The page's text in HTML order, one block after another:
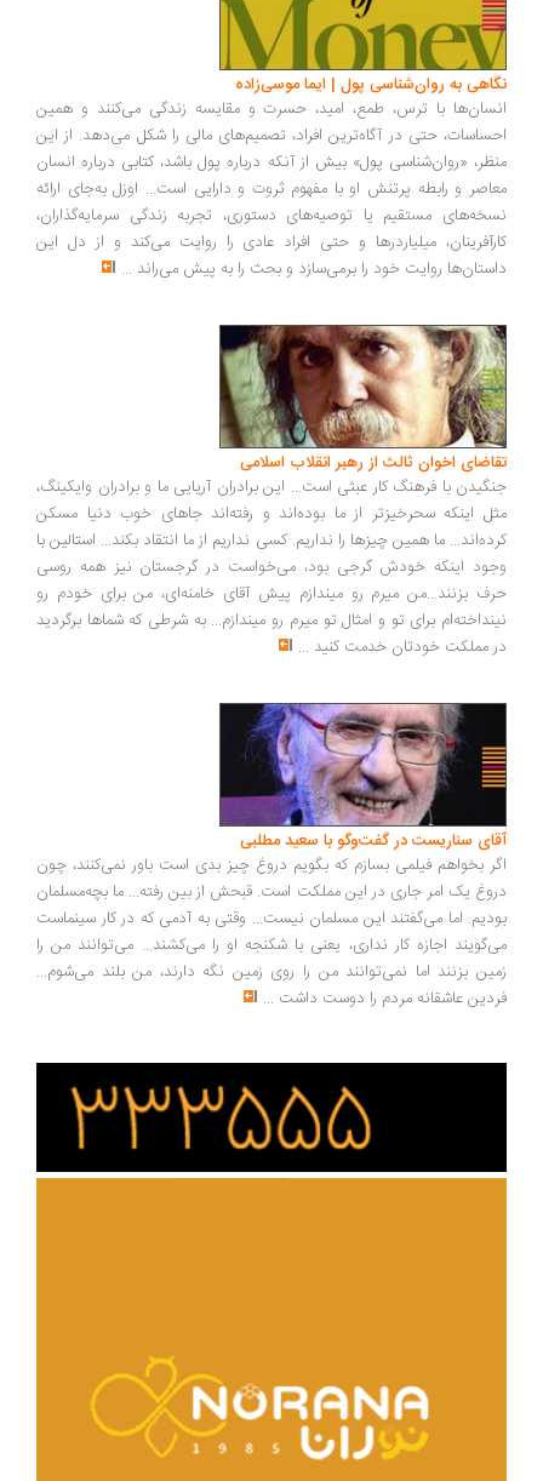
به روان‌شناسی پول | ایما موسی‌زاده
با ترس، طمع، امید، حسرت و مقایسه زندگی می‌کنند و همین
حتی در آگاه‌ترین افراد، تصمیم‌های مالی را شکل می‌دهد. از این
«روان‌شناسی پول» بیش از آنکه درباره پول باشد، کتابی درباره انسان
و رابطه پرتنش او با مفهوم ثروت و دارایی است... اوزل به‌جای ارائه
مستقیم یا توصیه‌های دستوری، تجربه زندگی سرمایه‌گذاران،
میلیاردرها و حتی افراد عادی را روایت می‌کند و از دل این
روایت خود را برمی‌سازد و بحث را به پیش می‌راند ...
اخوان ثالث از رهبر انقلاب اسلامی
با فرهنگ کار عبثی است... این برادران آریایی ما و برادران وایکینگ،
اینکه سحرخیزتر از ما بوده‌اند و رفته‌اند جاهای خوب دنیا مسکن
ما همین چیزها را نداریم. کسی نداریم از ما انتقاد بکند... استالین با
اینکه خودش گرجی بود، می‌خواست در گرجستان نیز همه روسی
بزنند...من میرم رو میندازم پیش آقای خامنه‌ای، من برای خودم رو
برای تو و امثال تو میرم رو میندازم... به شرطی که شماها برگردید
مملکت خودتان خدمت کنید...
سناریست در گفت‌وگو با سعید مطلبی
بخواهم فیلمی بسازم که بگویم دروغ چیز بدی است باور نمی‌کنند، چون
یک امر جاری در این مملکت است. قبحش از بین رفته... ما بچه‌مسلمان
اما می‌گفتند این مسلمان نیست... وقتی به آدمی که در کار سینماست
اجازه کار نداری، یعنی با شکنجه او را می‌کشند... می‌توانند من را
بزنند اما نمی‌توانند من را روی زمین نگه دارند، من بلند می‌شوم...
عاشقانه مردم را دوست داشت ...